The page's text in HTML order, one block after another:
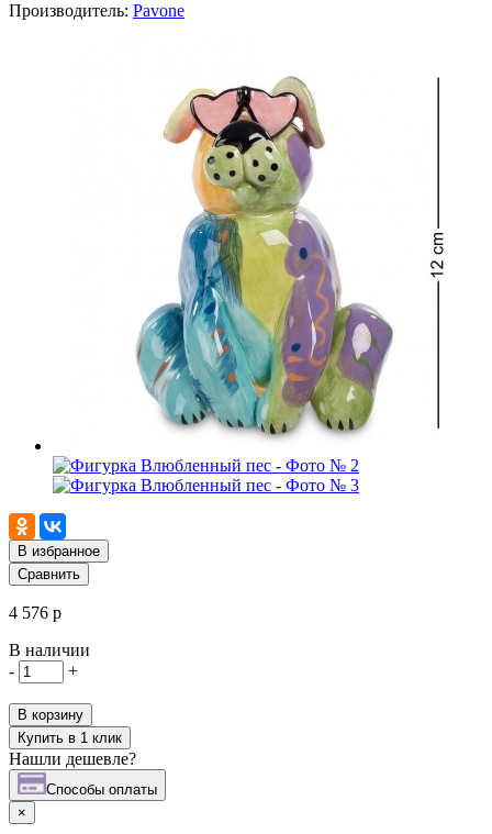
Производитель: Pavone
В избранное
Сравнить
4 576 р
В наличии
-
+
В корзину
Купить в 1 клик
Нашли дешевле?
Cпособы оплаты
×